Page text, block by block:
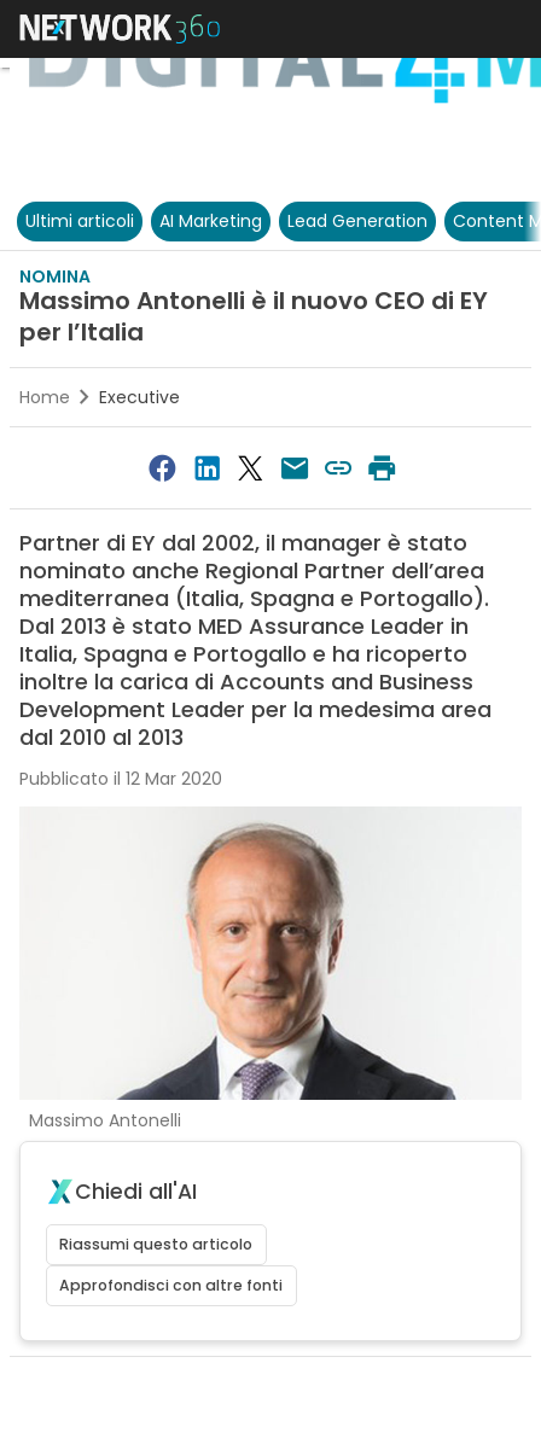
Ultimi articoli AI Marketing Lead Generation Content
NOMINA
Massimo Antonelli è il nuovo CEO di EY
per l’Italia
Home Executive
Partner di EY dal 2002, il manager è stato
nominato anche Regional Partner dell’area
mediterranea (Italia, Spagna e Portogallo).
Dal 2013 è stato MED Assurance Leader in
Italia, Spagna e Portogallo e ha ricoperto
inoltre la carica di Accounts and Business
Development Leader per la medesima area
dal 2010 al 2013
Pubblicato il 12 Mar 2020
Massimo Antonelli
Chiedi all'AI
Riassumi questo articolo
Approfondisci con altre fonti